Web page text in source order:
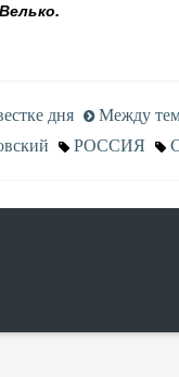
дня
Между
РОССИЯ